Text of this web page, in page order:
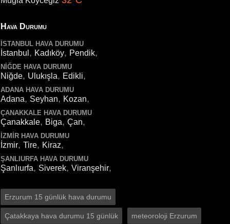
Hava Durumu
İSTANBUL HAVA DURUMU
İstanbul , Kadıköy, Pendik,
NIĞDE HAVA DURUMU
Niğde, Ulukışla, Edikli,
ADANA HAVA DURUMU
Adana, Seyhan, Kozan,
ÇANAKKALE HAVA DURUMU
Çanakkale, Biga, Çan,
İZMIR HAVA DURUMU
İzmir, Tire, Kiraz,
ŞANLIURFA HAVA DURUMU
Şanlıurfa, Siverek, Viranşehir,
Erzurum 15 günlük hava durumu
Çatakkaya hava durumu 15 günlük meteoroloji Erzurum